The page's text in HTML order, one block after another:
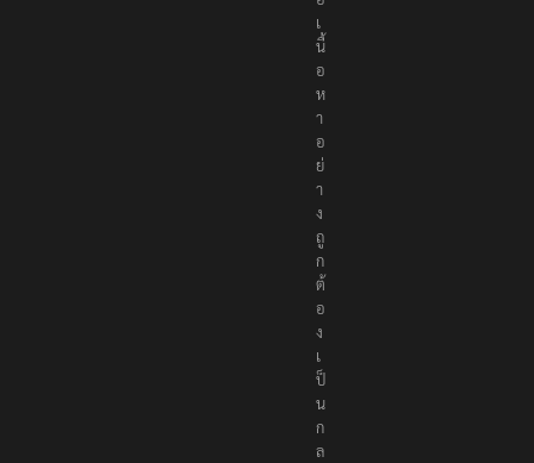
เ
นื้
อ
ห
า
อ
ย่
า
ง
ถู
ก
ต้
อ
ง
เ
ป็
น
ก
ล